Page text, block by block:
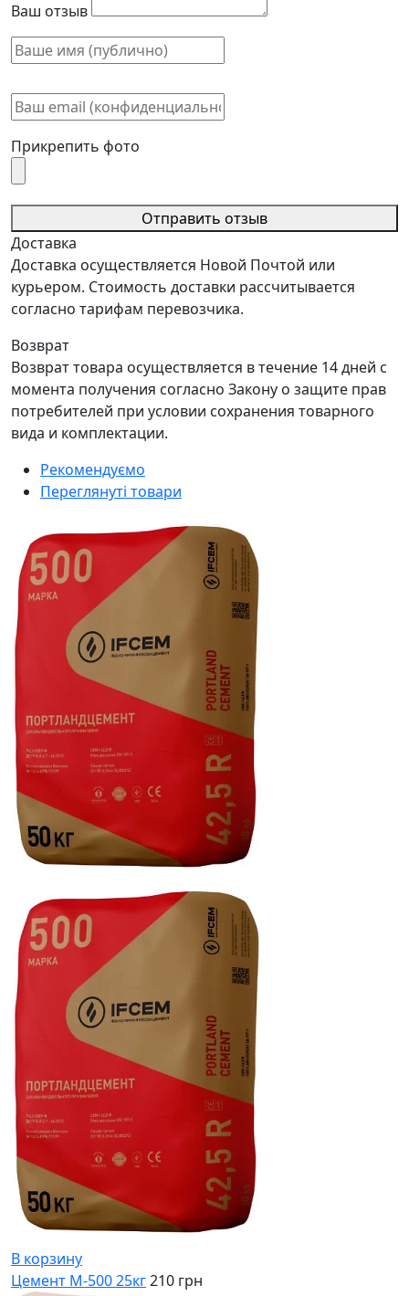
Ваш отзыв
Прикрепить фото
Отправить отзыв
Доставка
Доставка осуществляется Новой Почтой или
курьером. Стоимость доставки рассчитывается
согласно тарифам перевозчика.
Возврат
Возврат товара осуществляется в течение 14 дней с
момента получения согласно Закону о защите прав
потребителей при условии сохранения товарного
вида и комплектации.
Рекомендуємо
Переглянуті товари
В корзину
Цемент М-500 25кг210 грн